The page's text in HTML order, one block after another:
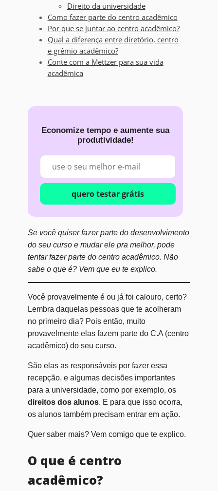
Direito da universidade
Como fazer parte do centro acadêmico
Por que se juntar ao centro acadêmico?
Qual a diferença entre diretório, centro
e grêmio acadêmico?
Conte com a Mettzer para sua vida
acadêmica
Economize tempo e aumente sua
produtividade!
quero testar grátis
Se você quiser fazer parte do desenvolvimento
do seu curso e mudar ele pra melhor, pode
tentar fazer parte do centro acadêmico. Não
sabe o que é? Vem que eu te explico.
Você provavelmente é ou já foi calouro, certo?
Lembra daquelas pessoas que te acolheram
no primeiro dia? Pois então, muito
provavelmente elas fazem parte do C.A (centro
acadêmico) do seu curso.
São elas as responsáveis por fazer essa
recepção, e algumas decisões importantes
para a universidade, como por exemplo, os
direitos dos alunos. E para que isso ocorra,
os alunos também precisam entrar em ação.
Quer saber mais? Vem comigo que te explico.
O que é centro
acadêmico?